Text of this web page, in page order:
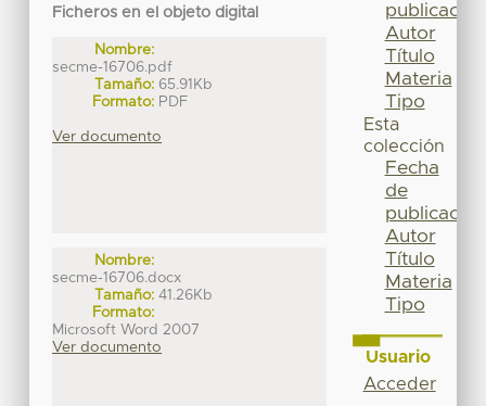
Ficheros en el objeto digital
Nombre:
secme-16706.pdf
Tamaño: 65.91Kb
Formato: PDF
Ver documento
Nombre:
secme-16706.docx
Tamaño: 41.26Kb
Formato:
Microsoft Word 2007
Ver documento
publicación
Autor
Título
Materia
Tipo
Esta
colección
Fecha
de
publicación
Autor
Título
Materia
Tipo
Usuario
Acceder